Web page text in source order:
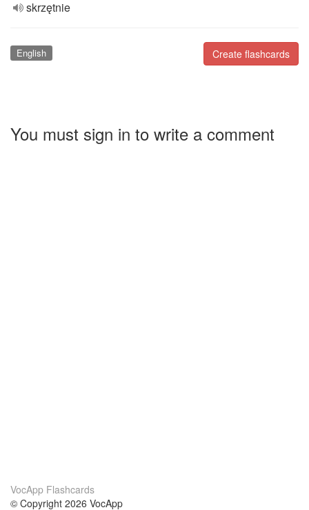
skrzętnie
Create flashcards
English
You must sign in to write a comment
VocApp Flashcards
© Copyright 2026 VocApp